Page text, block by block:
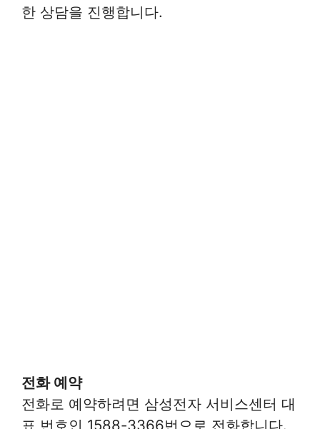
한 상담을 진행합니다.
전화 예약
전화로 예약하려면 삼성전자 서비스센터 대
표 번호인 1588-3366번으로 전화합니다.